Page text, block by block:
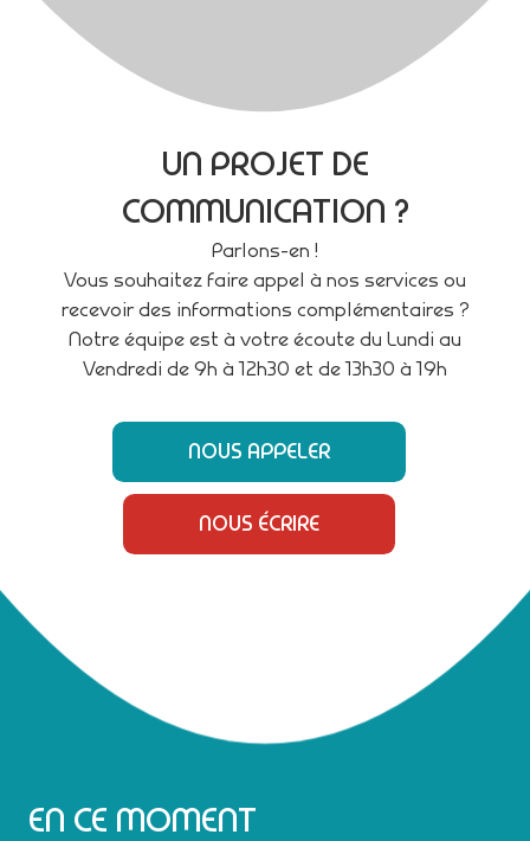
UN PROJET DE
COMMUNICATION ?
Parlons-en !
Vous souhaitez faire appel à nos services ou
recevoir des informations complémentaires ?
Notre équipe est à votre écoute du Lundi au
Vendredi de 9h à 12h30 et de 13h30 à 19h
NOUS APPELER
NOUS ÉCRIRE
EN CE MOMENT